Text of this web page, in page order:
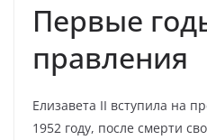
Первые
правления
Елизавета II вступила на
1952 году, после смерти